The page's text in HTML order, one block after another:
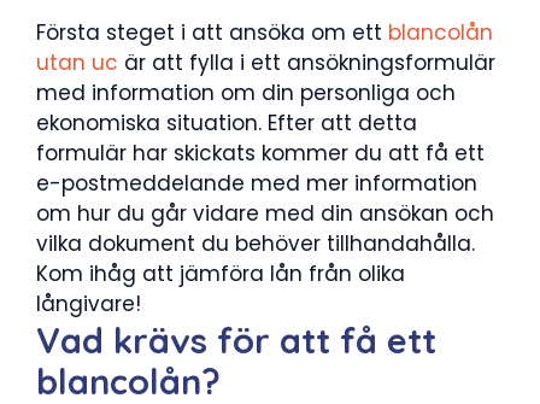
Första steget i att ansöka om ett blancolån
utan uc är att fylla i ett ansökningsformulär
med information om din personliga och
ekonomiska situation. Efter att detta
formulär har skickats kommer du att få ett
e-postmeddelande med mer information
om hur du går vidare med din ansökan och
vilka dokument du behöver tillhandahålla.
Kom ihåg att jämföra lån från olika
långivare!
Vad krävs för att få ett
blancolån?